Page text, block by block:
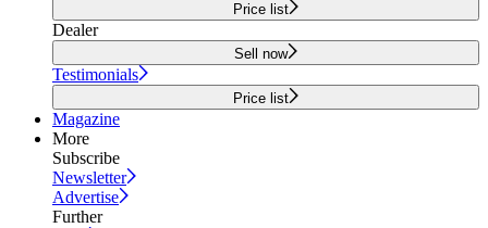
Price list
Dealer
Sell now
Testimonials
Price list
Magazine
More
Subscribe
Newsletter
Advertise
Further